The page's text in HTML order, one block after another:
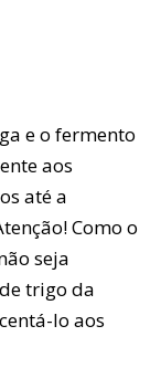
e o fermento
aos
até a
Como o
seja
trigo da
lo aos